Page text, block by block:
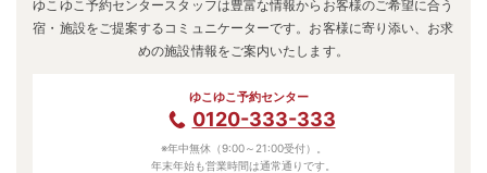
ゆこゆこ予約センタースタッフは豊富な情報からお客様のご希望に合う
宿・施設をご提案するコミュニケーターです。お客様に寄り添い、お求
めの施設情報をご案内いたします。
ゆこゆこ予約センター
0120-333-333
※年中無休（9:00～21:00受付）。
年末年始も営業時間は通常通りです。